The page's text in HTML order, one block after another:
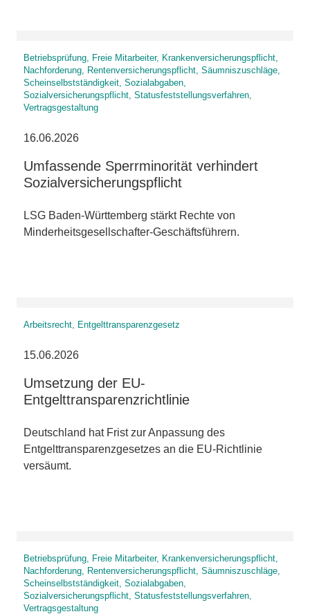
Betriebsprüfung, Freie Mitarbeiter, Krankenversicherungspflicht,
Nachforderung, Rentenversicherungspflicht, Säumniszuschläge,
Scheinselbstständigkeit, Sozialabgaben,
Sozialversicherungspflicht, Statusfeststellungsverfahren,
Vertragsgestaltung
16.06.2026
Umfassende Sperrminorität verhindert
Sozialversicherungspflicht
LSG Baden-Württemberg stärkt Rechte von
Minderheitsgesellschafter-Geschäftsführern.
Arbeitsrecht, Entgelttransparenzgesetz
15.06.2026
Umsetzung der EU-
Entgelttransparenzrichtlinie
Deutschland hat Frist zur Anpassung des
Entgelttransparenzgesetzes an die EU-Richtlinie
versäumt.
Betriebsprüfung, Freie Mitarbeiter, Krankenversicherungspflicht,
Nachforderung, Rentenversicherungspflicht, Säumniszuschläge,
Scheinselbstständigkeit, Sozialabgaben,
Sozialversicherungspflicht, Statusfeststellungsverfahren,
Vertragsgestaltung